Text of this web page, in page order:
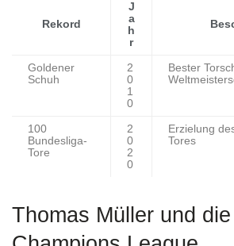
Rekord
J
a
h
r
Goldener
Schuh
2
0
1
0
Bester
100
Bundesliga-
Tore
2
0
2
0
Erzielung
Tores
Thomas Müller und die